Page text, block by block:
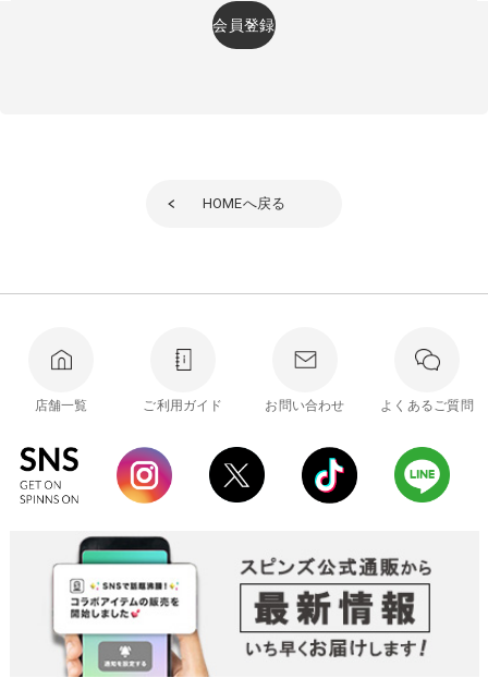
会員登録
HOMEへ戻る
店舗一覧 ご利用ガイド お問い合わせ よくあるご質問